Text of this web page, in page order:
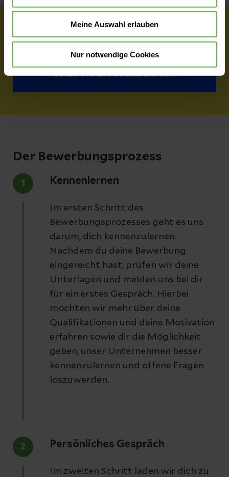
Meine Auswahl erlauben
Nur notwendige Cookies
Wir haben dich überzeugt?
Jetzt Teil des Teams werden
Der Bewerbungsprozess
1 Kennenlernen
Im ersten Schritt des
Bewerbungsprozesses geht es uns
darum, dich kennenzulernen.
Nachdem du deine Bewerbung
eingereicht hast, prüfen wir deine
Unterlagen und melden uns bei dir
für ein erstes Gespräch. Hierbei
möchten wir mehr über deine
Qualifikationen und deine Motivation
erfahren sowie dir die Möglichkeit
geben, unser Unternehmen besser
kennenzulernen und offene Fragen
loszuwerden.
2 Persönliches Gespräch
Im zweiten Schritt laden wir dich zu